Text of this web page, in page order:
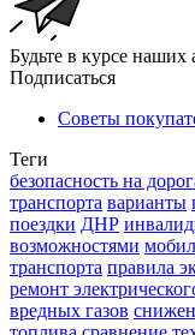
Будьте в курсе наших
Подписаться
Советы
Теги
безопасность на
транспорта варианты
поездки ДНР
возможностями
транспорта правила
ремонт
вредных газов